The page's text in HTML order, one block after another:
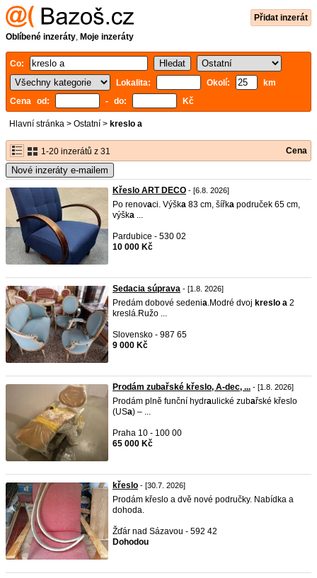
Přidat inzerát
Oblíbené inzeráty, Moje inzeráty
Co:
Lokalita:
Okolí:
km
Cena od:
- do: Kč
Hlavní stránka > Ostatní > kreslo a
1-20 inzerátů z 31 Cena
Nové inzeráty e-mailem
Křeslo ART DECO - [6.8. 2026]
Po renovaci. Výška 83 cm, šířka područek 65 cm,
výška ...
Pardubice - 530 02
10 000 Kč
Sedacia súprava - [1.8. 2026]
Predám dobové sedenia.Modré dvoj kreslo a 2
kreslá.Ružo ...
Slovensko - 987 65
9 000 Kč
Prodám zubařské křeslo, A-dec, ... - [1.8. 2026]
Prodám plně funční hydraulické zubařské křeslo
(USa) – ...
Praha 10 - 100 00
65 000 Kč
křeslo - [30.7. 2026]
Prodám křeslo a dvě nové područky. Nabídka a
dohoda.
Žďár nad Sázavou - 592 42
Dohodou